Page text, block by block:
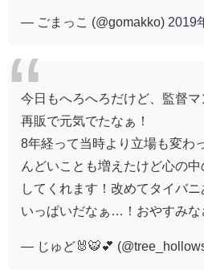
— ごまっこ (@gomakko) 2019
今日もへろへろだけど、監督
再販で元気でたなぁ！
8年経って当時より立場も変わ
んどいことも増えたけど心の
してくれます！改めてタイバ
いっぱいだなぁ…！おやすみな
— じゅど🐰🐯💕